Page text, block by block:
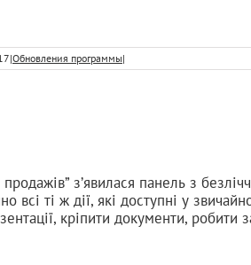
|Обновления программы|
з’явилася панель з
всі ті ж дії, які доступні у
кріпити документи,